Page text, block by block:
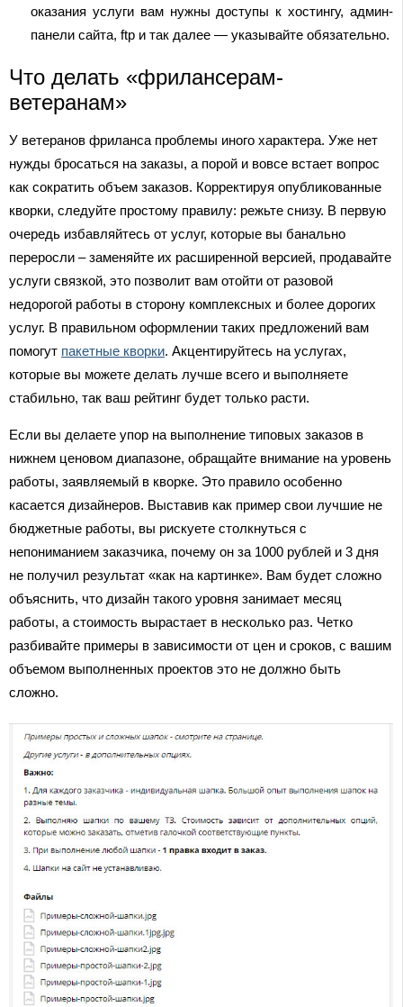
оказания услуги вам нужны доступы к хостингу, админ-
панели сайта, ftp и так далее — указывайте обязательно.
Что делать «фрилансерам-
ветеранам»
У ветеранов фриланса проблемы иного характера. Уже нет
нужды бросаться на заказы, а порой и вовсе встает вопрос
как сократить объем заказов. Корректируя опубликованные
кворки, следуйте простому правилу: режьте снизу. В первую
очередь избавляйтесь от услуг, которые вы банально
переросли – заменяйте их расширенной версией, продавайте
услуги связкой, это позволит вам отойти от разовой
недорогой работы в сторону комплексных и более дорогих
услуг. В правильном оформлении таких предложений вам
помогут пакетные кворки. Акцентируйтесь на услугах,
которые вы можете делать лучше всего и выполняете
стабильно, так ваш рейтинг будет только расти.
Если вы делаете упор на выполнение типовых заказов в
нижнем ценовом диапазоне, обращайте внимание на уровень
работы, заявляемый в кворке. Это правило особенно
касается дизайнеров. Выставив как пример свои лучшие не
бюджетные работы, вы рискуете столкнуться с
непониманием заказчика, почему он за 1000 рублей и 3 дня
не получил результат «как на картинке». Вам будет сложно
объяснить, что дизайн такого уровня занимает месяц
работы, а стоимость вырастает в несколько раз. Четко
разбивайте примеры в зависимости от цен и сроков, с вашим
объемом выполненных проектов это не должно быть
сложно.